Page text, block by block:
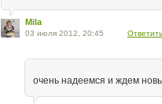
Mila
03 июля 2012, 20:45 Ответить
очень надеемся и ждем